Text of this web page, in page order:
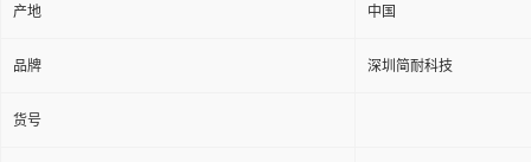
产地 中国
品牌 深圳简耐科技
货号